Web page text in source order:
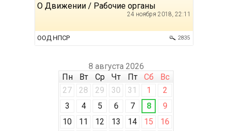
О Движении / Рабочие органы
24 ноября 2018, 22:11
ООД НПСР 2835
8 августа 2026
Пн
Вт Ср Чт Пт Сб
Вс
27
28 29 30 31 1
2
3
4 5 6 7 8
9
10
11 12 13 14 15
16